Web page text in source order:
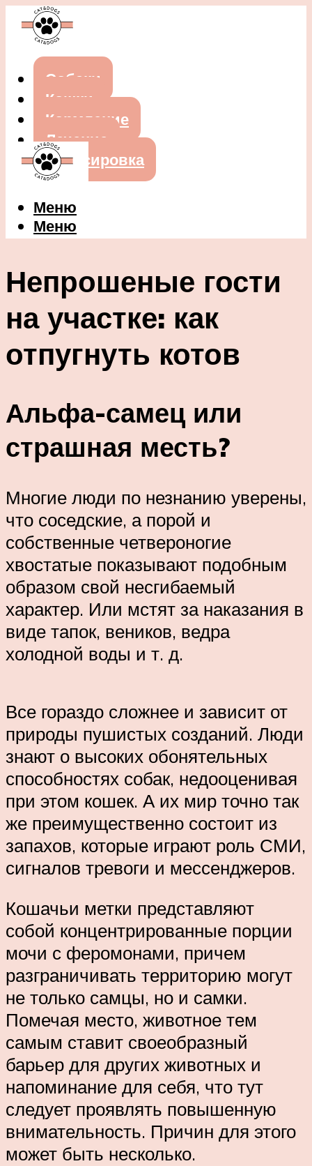
Собаки
Кошки
Кормление
Лечение
Дрессировка
Меню
Меню
Непрошеные гости
на участке: как
отпугнуть котов
Альфа-самец или
страшная месть?
Многие люди по незнанию уверены,
что соседские, а порой и
собственные четвероногие
хвостатые показывают подобным
образом свой несгибаемый
характер. Или мстят за наказания в
виде тапок, веников, ведра
холодной воды и т. д.
Все гораздо сложнее и зависит от
природы пушистых созданий. Люди
знают о высоких обонятельных
способностях собак, недооценивая
при этом кошек. А их мир точно так
же преимущественно состоит из
запахов, которые играют роль СМИ,
сигналов тревоги и мессенджеров.
Кошачьи метки представляют
собой концентрированные порции
мочи с феромонами, причем
разграничивать территорию могут
не только самцы, но и самки.
Помечая место, животное тем
самым ставит своеобразный
барьер для других животных и
напоминание для себя, что тут
следует проявлять повышенную
внимательность. Причин для этого
может быть несколько.